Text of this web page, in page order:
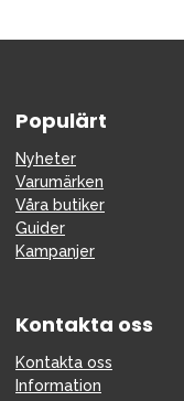
Populärt
Nyheter
Varumärken
Våra butiker
Guider
Kampanjer
Kontakta oss
Kontakta oss
Information